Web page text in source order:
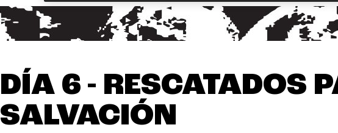
DÍA 6 - RESCATADOS
SALVACIÓN